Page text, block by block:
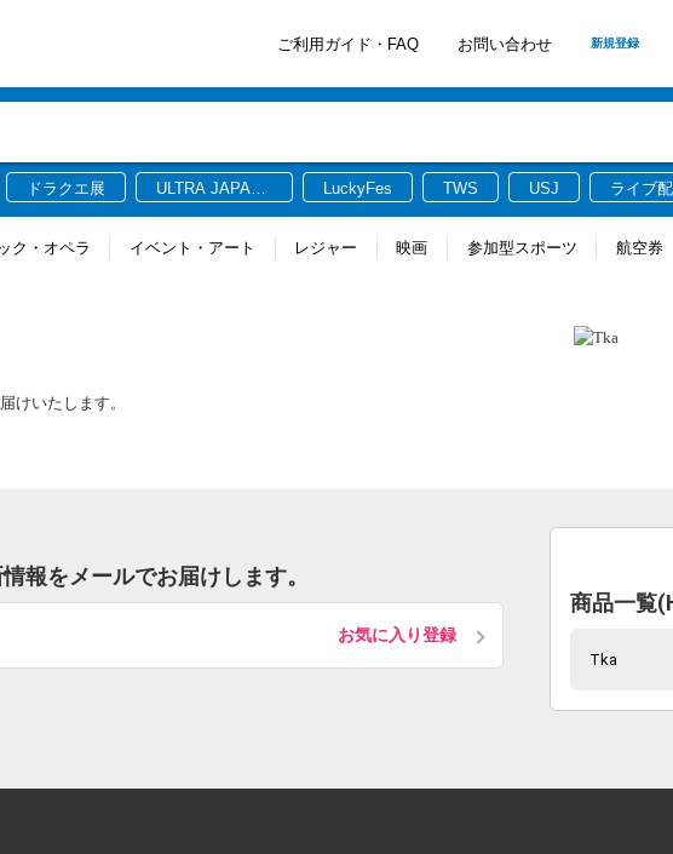
ご利用ガイド・FAQ お問い合わせ 新規登録
ドラクエ展
ULTRA JAPAN
LuckyFes TWS USJ ライブ
ク・オペラ イベント・アート レジャー 映画 参加型スポーツ 航空券
けいたします。
報をメールでお届けします。
お気に入り登録
商品一覧
Tka